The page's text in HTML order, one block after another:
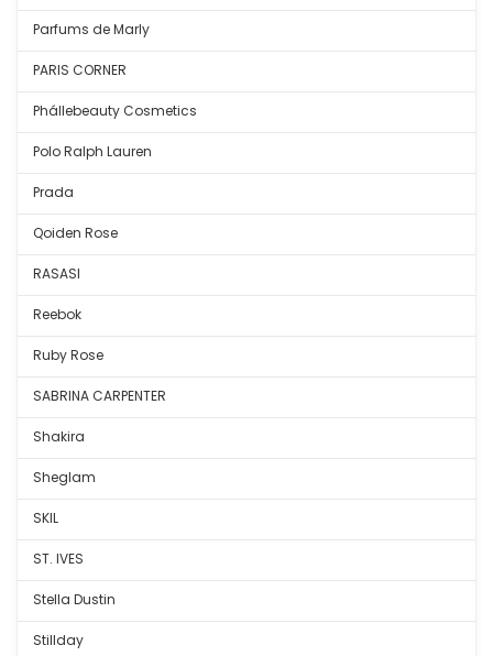
Parfums de Marly
PARIS CORNER
Phállebeauty Cosmetics
Polo Ralph Lauren
Prada
Qoiden Rose
RASASI
Reebok
Ruby Rose
SABRINA CARPENTER
Shakira
Sheglam
SKIL
ST. IVES
Stella Dustin
Stillday